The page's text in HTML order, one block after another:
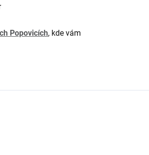
Popovicích, kde vám